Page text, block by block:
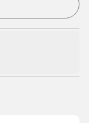
dig som medlem